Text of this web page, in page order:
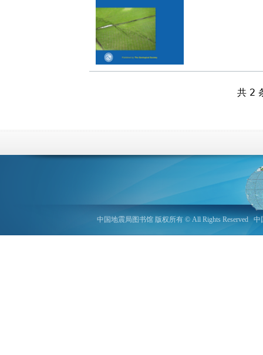
共 2
中国地震局图书馆 版权所有 © All Rights Reserved 中